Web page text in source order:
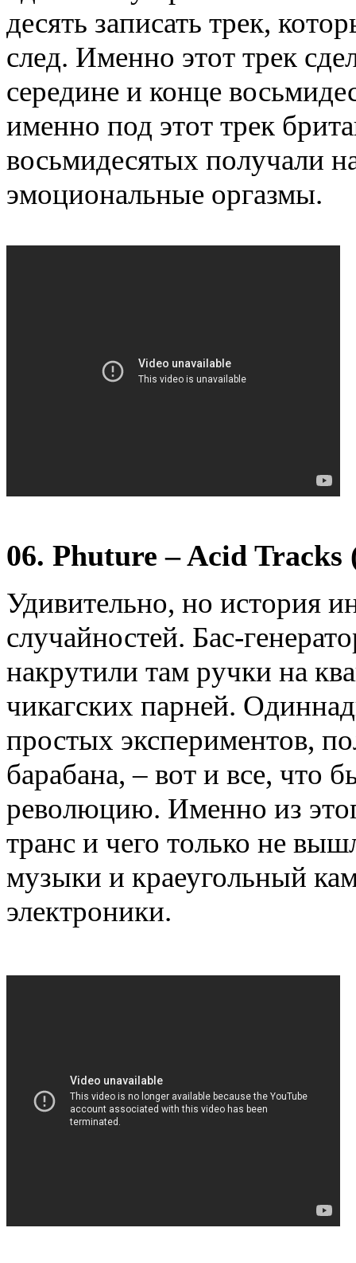
десять записать трек,
след. Именно этот трек
середине и конце
именно под этот трек
восьмидесятых получали
эмоциональные оргазмы.
06. Phuture – Acid Tracks
Удивительно, но история
случайностей. Бас-
накрутили там ручки на
чикагских парней.
простых экспериментов,
барабана, – вот и все, что
революцию. Именно из
транс и чего только не
музыки и краеугольный
электроники.